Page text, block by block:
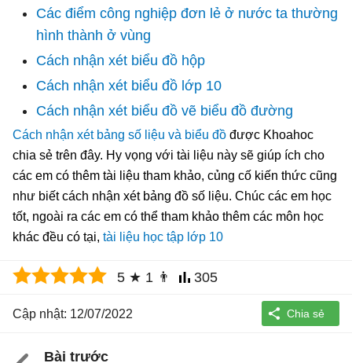
Các điểm công nghiệp đơn lẻ ở nước ta thường
hình thành ở vùng
Cách nhận xét biểu đồ hộp
Cách nhận xét biểu đồ lớp 10
Cách nhận xét biểu đồ vẽ biểu đồ đường
Cách nhận xét bảng số liệu và biểu đồ được Khoahoc
chia sẻ trên đây. Hy vọng với tài liệu này sẽ giúp ích cho
các em có thêm tài liệu tham khảo, củng cố kiến thức cũng
như biết cách nhận xét bảng đồ số liệu. Chúc các em học
tốt, ngoài ra các em có thể tham khảo thêm các môn học
khác đều có tại, tài liệu học tập lớp 10
5 ★ 1 👨 305
Cập nhật: 12/07/2022
Bài trước